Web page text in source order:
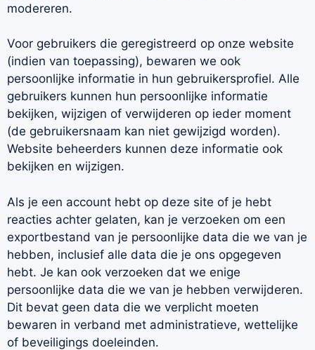
modereren.
Voor gebruikers die geregistreerd op onze website
(indien van toepassing), bewaren we ook
persoonlijke informatie in hun gebruikersprofiel. Alle
gebruikers kunnen hun persoonlijke informatie
bekijken, wijzigen of verwijderen op ieder moment
(de gebruikersnaam kan niet gewijzigd worden).
Website beheerders kunnen deze informatie ook
bekijken en wijzigen.
Als je een account hebt op deze site of je hebt
reacties achter gelaten, kan je verzoeken om een
exportbestand van je persoonlijke data die we van je
hebben, inclusief alle data die je ons opgegeven
hebt. Je kan ook verzoeken dat we enige
persoonlijke data die we van je hebben verwijderen.
Dit bevat geen data die we verplicht moeten
bewaren in verband met administratieve, wettelijke
of beveiligings doeleinden.